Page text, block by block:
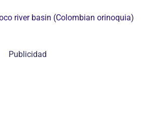
river basin (Colombian orinoquia)
Publicidad